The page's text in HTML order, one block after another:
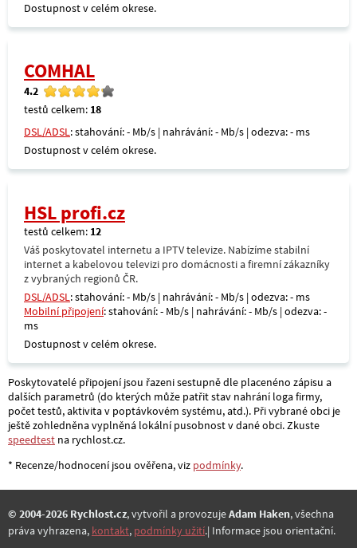
Dostupnost v celém okrese.
COMHAL
4.2
testů celkem: 18
DSL/ADSL: stahování: - Mb/s | nahrávání: - Mb/s | odezva: - ms
Dostupnost v celém okrese.
HSL profi.cz
testů celkem: 12
Váš poskytovatel internetu a IPTV televize. Nabízíme stabilní
internet a kabelovou televizi pro domácnosti a firemní zákazníky
z vybraných regionů ČR.
DSL/ADSL: stahování: - Mb/s | nahrávání: - Mb/s | odezva: - ms
Mobilní připojení: stahování: - Mb/s | nahrávání: - Mb/s | odezva: -
ms
Dostupnost v celém okrese.
Poskytovatelé připojení jsou řazeni sestupně dle placenéno zápisu a
dalších parametrů (do kterých může patřit stav nahrání loga firmy,
počet testů, aktivita v poptávkovém systému, atd.). Při vybrané obci je
ještě zohledněna vyplněná lokální pusobnost v dané obci. Zkuste
speedtest na rychlost.cz.
* Recenze/hodnocení jsou ověřena, viz podmínky.
© 2004-2026 Rychlost.cz, vytvořil a provozujeAdam Haken, všechna
práva vyhrazena, kontakt, podmínky užití.| Informace jsou orientační.